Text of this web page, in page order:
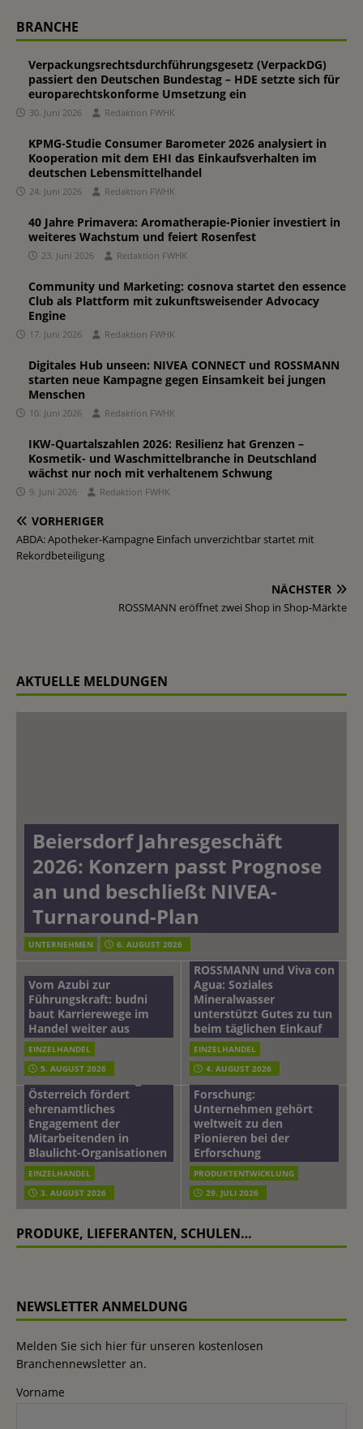
BRANCHE
Verpackungsrechtsdurchführungsgesetz (VerpackDG)
passiert den Deutschen Bundestag – HDE setzte sich für
europarechtskonforme Umsetzung ein
30. Juni 2026 Redaktion FWHK
KPMG-Studie Consumer Barometer 2026 analysiert in
Kooperation mit dem EHI das Einkaufsverhalten im
deutschen Lebensmittelhandel
24. Juni 2026 Redaktion FWHK
40 Jahre Primavera: Aromatherapie-Pionier investiert in
weiteres Wachstum und feiert Rosenfest
23. Juni 2026 Redaktion FWHK
Community und Marketing: cosnova startet den essence
Club als Plattform mit zukunftsweisender Advocacy
Engine
17. Juni 2026 Redaktion FWHK
Digitales Hub unseen: NIVEA CONNECT und ROSSMANN
starten neue Kampagne gegen Einsamkeit bei jungen
Menschen
10. Juni 2026 Redaktion FWHK
IKW-Quartalszahlen 2026: Resilienz hat Grenzen –
Kosmetik- und Waschmittelbranche in Deutschland
wächst nur noch mit verhaltenem Schwung
9. Juni 2026 Redaktion FWHK
VORHERIGER
ABDA: Apotheker-Kampagne Einfach unverzichtbar startet mit
Rekordbeteiligung
NÄCHSTER
ROSSMANN eröffnet zwei Shop in Shop-Märkte
AKTUELLE MELDUNGEN
Beiersdorf Jahresgeschäft
2026: Konzern passt Prognose
an und beschließt NIVEA-
Turnaround-Plan
UNTERNEHMEN 6. AUGUST 2026
Vom Azubi zur
Führungskraft: budni
baut Karrierewege im
Handel weiter aus
EINZELHANDEL
5. AUGUST 2026
ROSSMANN und Viva con
Agua: Soziales
Mineralwasser
unterstützt Gutes zu tun
beim täglichen Einkauf
EINZELHANDEL
4. AUGUST 2026
mehr vom leben tag: dm
Österreich fördert
ehrenamtliches
Engagement der
Mitarbeitenden in
Blaulicht-Organisationen
EINZELHANDEL
3. AUGUST 2026
Beiersdorf
Hautmikrobiom-
Forschung:
Unternehmen gehört
weltweit zu den
Pionieren bei der
Erforschung
PRODUKTENTWICKLUNG
29. JULI 2026
PRODUKE, LIEFERANTEN, SCHULEN…
NEWSLETTER ANMELDUNG
Melden Sie sich hier für unseren kostenlosen
Branchennewsletter an.
Vorname